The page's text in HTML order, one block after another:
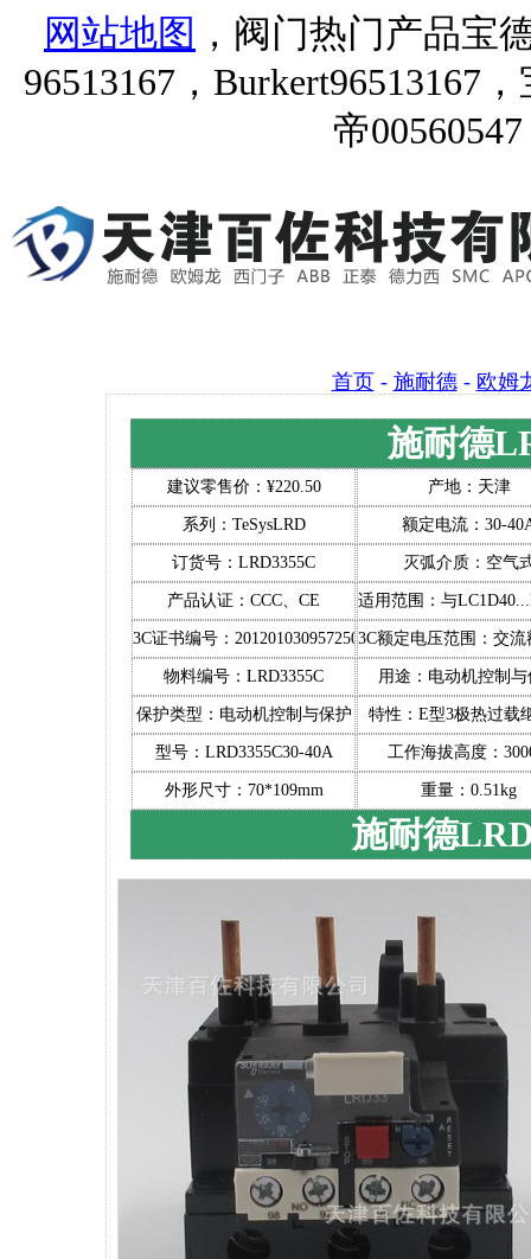
网站地图 ，阀门热门产品宝
96513167，Burkert96513167
帝
首页- 施耐德- 欧姆
施耐德
建议零售价：¥220.50 产地：天津
系列：TeSysLRD 额定电流：30-
订货号：LRD3355C 灭弧介质：空气
产品认证：CCC、CE 适用范围：与
3C证书编号：20120103095725023C额定电压范围：交
物料编号：LRD3355C 用途：电动机控制与
保护类型：电动机控制与保护 特性：E型3极热过载
型号：LRD3355C30-40A 工作海拔高度：
外形尺寸：70*109mm 重量：0.51kg
施耐德